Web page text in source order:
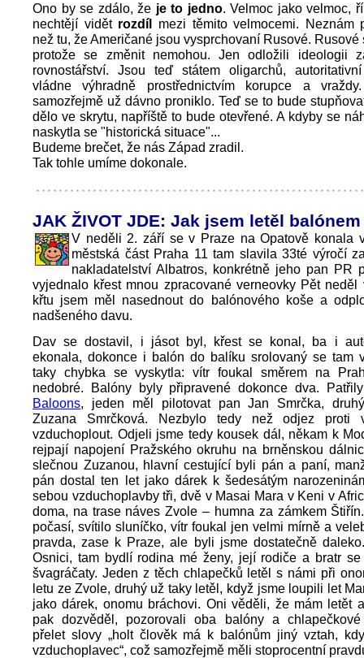
Ono by se zdálo, že je to jedno. Velmoc jako velmoc,
nechtějí vidět rozdíl mezi těmito velmocemi. Neznám
než tu, že Američané jsou vysprchovaní Rusové. Rusové
protože se změnit nemohou. Jen odložili ideologii
rovnostářství. Jsou teď státem oligarchů,
vládne výhradně prostřednictvím korupce a
samozřejmě už dávno proniklo. Teď se to bude
dělo ve skrytu, napříště to bude otevřené. A kdyby se
naskytla se "historická situace"...
Budeme brečet, že nás Západ zradil.
Tak tohle umíme dokonale.
JAK ŽIVOT JDE: Jak jsem letěl balónem
V neděli 2. září se v Praze na Opatově konala
městská část Praha 11 tam slavila 33té výročí
nakladatelství Albatros, konkrétně jeho pan PR
vyjednalo křest mnou zpracované verneovky Pět neděl
křtu jsem měl nasednout do balónového koše a
nadšeného davu.
Dav se dostavil, i jásot byl, křest se konal, ba i
ekonala, dokonce i balón do balíku srolovaný se tam
taky chybka se vyskytla: vítr foukal směrem na
nedobré. Balóny byly připravené dokonce dva.
Baloons, jeden měl pilotovat pan Jan Smrčka,
Zuzana Smrčková. Nezbylo tedy než odjez proti
vzduchoplout. Odjeli jsme tedy kousek dál, někam k
rejpají napojení Pražského okruhu na brněnskou
slečnou Zuzanou, hlavní cestující byli pán a paní,
pán dostal ten let jako dárek k šedesátým
sebou vzduchoplavby tři, dvě v Masai Mara v Keni v
doma, na trase náves Zvole – humna za zámkem
počasí, svítilo sluníčko, vítr foukal jen velmi mírně a
pravda, zase k Praze, ale byli jsme dostatečně
Osnici, tam bydlí rodina mé ženy, její rodiče a bratr se
švagráčaty. Jeden z těch chlapečků letěl s námi při
letu ze Zvole, druhý už taky letěl, když jsme loupili let
jako dárek, onomu bráchovi. Oni věděli, že mám letět
pak dozvěděl, pozorovali oba balóny a chlapečkové
přelet slovy „holt člověk má k balónům jiný vztah,
vzduchoplavec“, což samozřejmě měli stoprocentní